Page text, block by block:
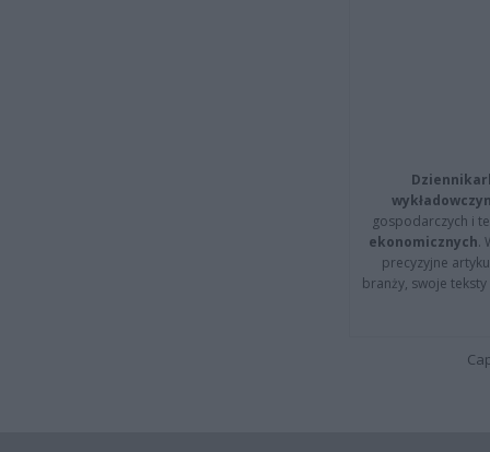
gospodarczych i
ekonomicznych.
precyzyjne
branży, swoje